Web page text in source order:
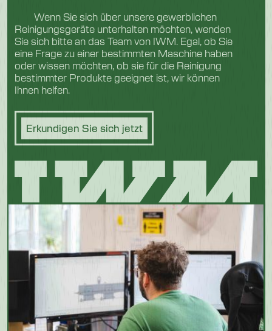
Wenn Sie sich über unsere gewerblichen
Reinigungsgeräte unterhalten möchten, wenden
Sie sich bitte an das Team von IWM. Egal, ob Sie
eine Frage zu einer bestimmten Maschine haben
oder wissen möchten, ob sie für die Reinigung
bestimmter Produkte geeignet ist, wir können
Ihnen helfen.
Erkundigen Sie sich jetzt